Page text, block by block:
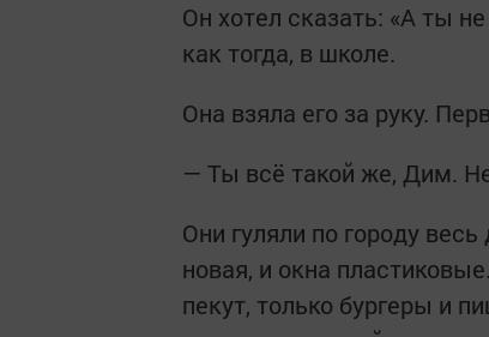
Он хотел сказать: «А ты
как тогда, в школе.
Она взяла его за руку.
— Ты всё такой же, Дим.
Они гуляли по городу
новая, и окна
пекут, только бургеры и